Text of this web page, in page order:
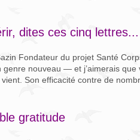
dites ces cinq lettres...
Fondateur du projet Santé
genre nouveau — et j’aimerais
Son efficacité contre de
gratitude